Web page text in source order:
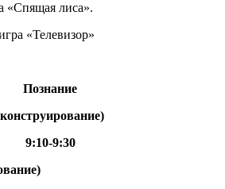
«Спящая лиса».
«Телевизор»
Познание
9:10-9:30